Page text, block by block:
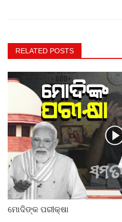
RELATED POSTS
ମୋଦିଙ୍କ ପରୀକ୍ଷା